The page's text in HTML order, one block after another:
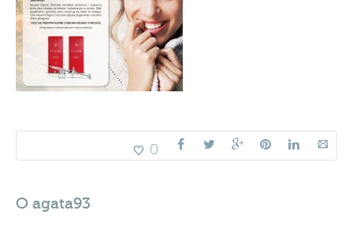
0
O agata93